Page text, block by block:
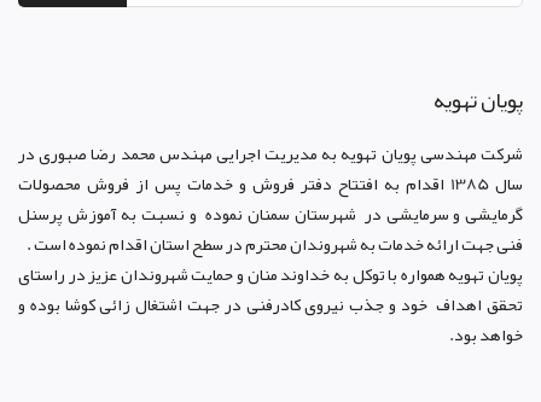
پويان تهويه
شرکت مهندسی پویان تهویهبه مدیریت اجرایی مهندس محمد رضا صبوری در
سال 1385 اقدام به افتتاح دفتر فروش و خدمات پس از فروش محصولات
گرمایشی و سرمایشی در شهرستان سمنان نموده و نسبت به آموزش پرسنل
فنی جهت ارائه خدمات به شهروندان محترم در سطح استان اقدام نموده است .
پویان تهویه همواره با توکل به خداوند منان و حمایت شهروندان عزیز در راستای
تحقق اهداف خود و جذب نیروی کادرفنی در جهت اشتغال زائی کوشا بوده و
خواهد بود.